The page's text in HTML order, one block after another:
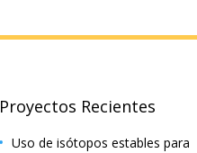
Proyectos Recientes
Uso de isótopos estables para